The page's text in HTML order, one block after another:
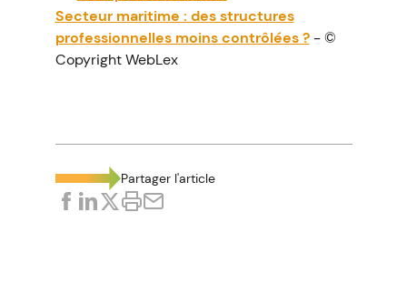
Secteur maritime : des structures
professionnelles moins contrôlées ?- ©
Copyright WebLex
Partager l'article